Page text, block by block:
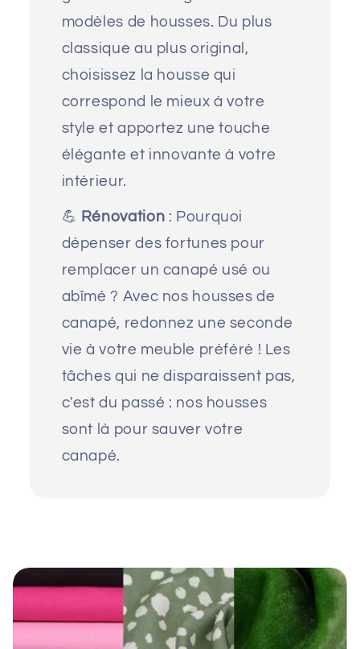
modèles de housses. Du plus
classique au plus original,
choisissez la housse qui
correspond le mieux à votre
style et apportez une touche
élégante et innovante à votre
intérieur.
💪 Rénovation : Pourquoi
dépenser des fortunes pour
remplacer un canapé usé ou
abîmé ? Avec nos housses de
canapé, redonnez une seconde
vie à votre meuble préféré ! Les
tâches qui ne disparaissent pas,
c'est du passé : nos housses
sont là pour sauver votre
canapé.